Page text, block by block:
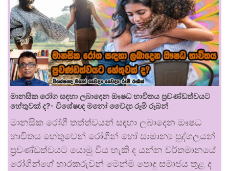
මානසික රෝග සඳහා ලබාදෙන ඖෂධ භාවිතය ප්‍රචණ්ඩත්වයට
හේතුවක් ද?- විශේෂඥ මනෝ වෛද්‍ය රූමි රූබන්
මානසික රෝගී තත්ත්වයන් සඳහා ලබාදෙන ඖෂධ
භාවිතය හේතුවෙන් රෝගීන් හෝ සාමාන්‍ය පුද්ගලයන්
ප්‍රචණ්ඩත්වයට යොමු විය හැකි ද යන්න වර්තමානයේ
රෝගීන්ගේ භාරකරුවන් මෙන්ම පොදු සමාජය තුළ ද